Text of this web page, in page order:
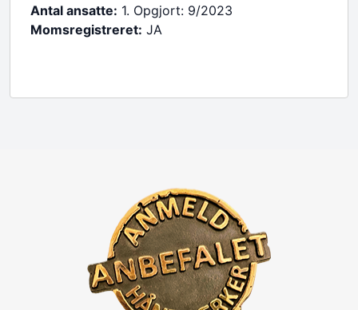
Antal ansatte: 1. Opgjort: 9/2023
Momsregistreret: JA